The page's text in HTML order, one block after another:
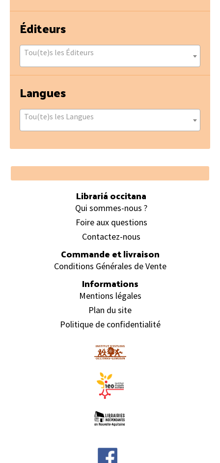
Éditeurs
Tou(te)s les Éditeurs
Langues
Tou(te)s les Langues
Footer
Librariá occitana
Qui sommes-nous ?
Foire aux questions
Contactez-nous
Commande et livraison
Conditions Générales de Vente
Informations
Mentions légales
Plan du site
Politique de confidentialité